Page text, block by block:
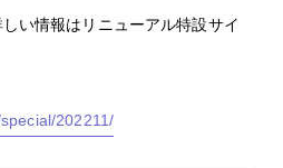
い情報はリニューアル特設サイ
202211/